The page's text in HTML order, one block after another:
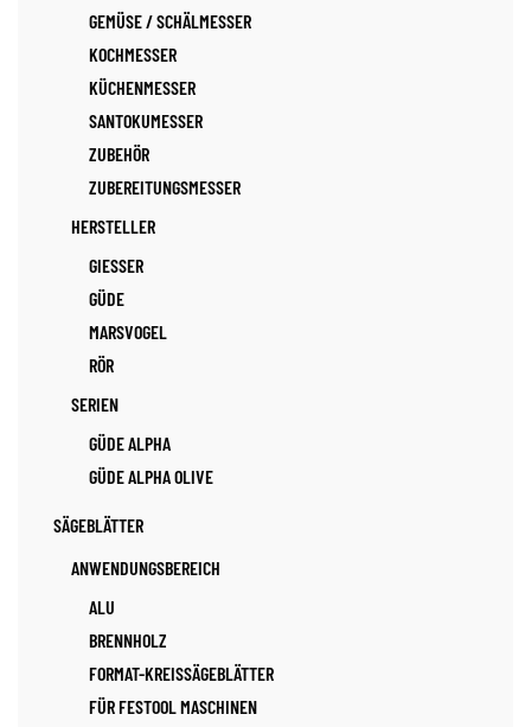
GEMÜSE / SCHÄLMESSER
KOCHMESSER
KÜCHENMESSER
SANTOKUMESSER
ZUBEHÖR
ZUBEREITUNGSMESSER
HERSTELLER
GIESSER
GÜDE
MARSVOGEL
RÖR
SERIEN
GÜDE ALPHA
GÜDE ALPHA OLIVE
SÄGEBLÄTTER
ANWENDUNGSBEREICH
ALU
BRENNHOLZ
FORMAT-KREISSÄGEBLÄTTER
FÜR FESTOOL MASCHINEN